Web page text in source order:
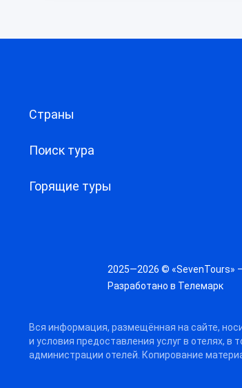
Страны
Поиск тура
Горящие туры
2025—2026 © «SevenTours»
Разработано в Телемарк
Вся информация, размещённая на сайте,
и условия предоставления услуг в отелях,
администрации отелей. Копирование